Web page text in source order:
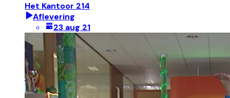
Het Kantoor 214
Aflevering
23 aug 21